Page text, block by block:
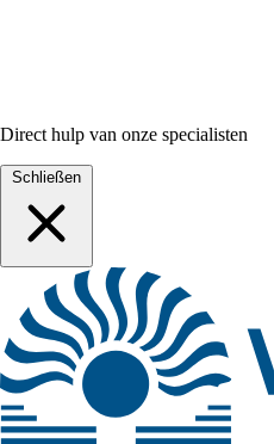
Direct hulp van onze specialisten
Schließen